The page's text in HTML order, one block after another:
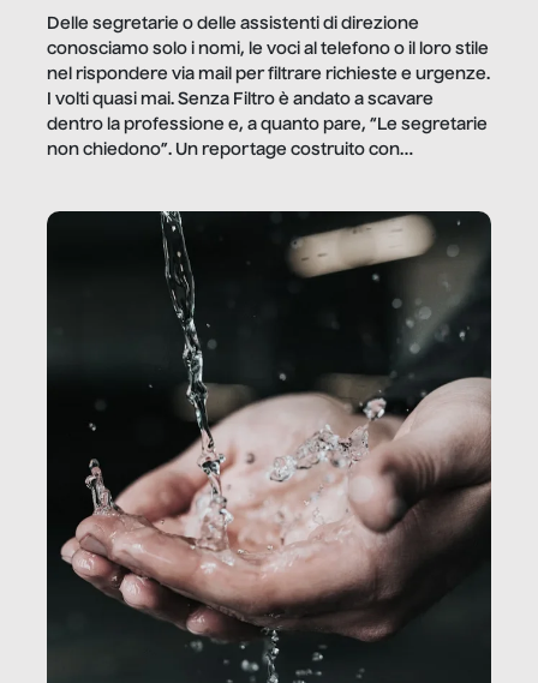
Delle segretarie o delle assistenti di direzione
conosciamo solo i nomi, le voci al telefono o il loro stile
nel rispondere via mail per filtrare richieste e urgenze.
I volti quasi mai. Senza Filtro è andato a scavare
dentro la professione e, a quanto pare, “Le segretarie
non chiedono”. Un reportage costruito con